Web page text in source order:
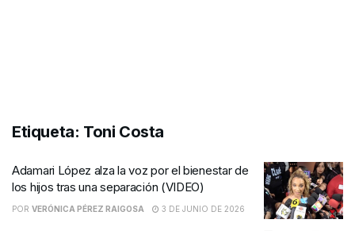
Etiqueta: Toni Costa
Adamari López alza la voz por el bienestar de
los hijos tras una separación (VIDEO)
POR VERÓNICA PÉREZ RAIGOSA 3 DE JUNIO DE 2026